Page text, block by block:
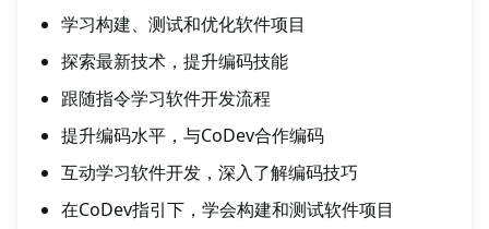
学习构建、测试和优化软件项目
探索最新技术，提升编码技能
跟随指令学习软件开发流程
提升编码水平，与CoDev合作编码
互动学习软件开发，深入了解编码技巧
在CoDev指引下，学会构建和测试软件项目